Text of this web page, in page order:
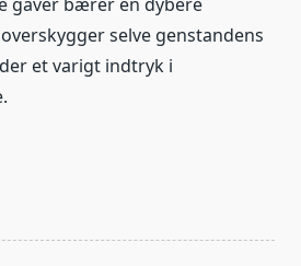
selve genstandens
et varigt indtryk i